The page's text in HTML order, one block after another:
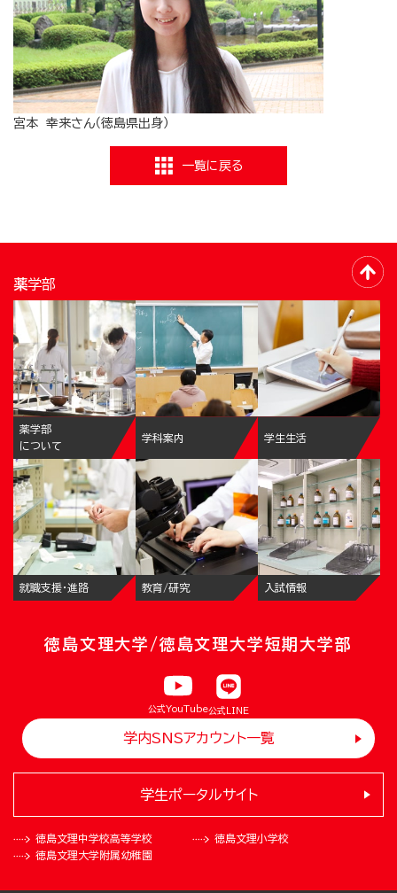
宮本 幸来さん（徳島県出身）
一覧に戻る
薬学部
薬学部
について
学科案内 学生生活
就職支援・進路 教育/研究 入試情報
徳島文理大学/徳島文理大学短期大学部
公式YouTube公式LINE
学内SNSアカウント一覧
徳島文理中学校高等学校
徳島文理小学校
徳島文理大学附属幼稚園
学生ポータルサイト